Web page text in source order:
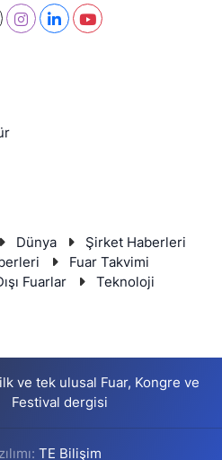
Dünya
Şirket Haberleri
Fuar Takvimi
Fuarlar
Teknoloji
ve tek ulusal Fuar, Kongre ve
Festival dergisi
TE Bilişim